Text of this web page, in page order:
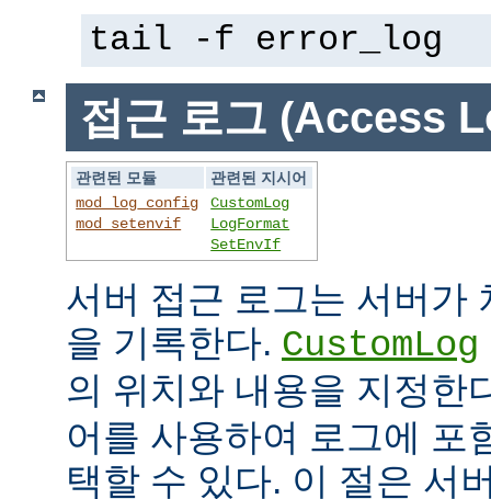
tail -f error_log
접근 로그 (Access
관련된 모듈
관련된 지시어
mod_log_config
mod_setenvif
CustomLog
LogFormat
SetEnvIf
서버 접근 로그는 서버가
을 기록한다. CustomLog
의 위치와 내용을 지정한
어를 사용하여 로그에 포
택할 수 있다. 이 절은 서